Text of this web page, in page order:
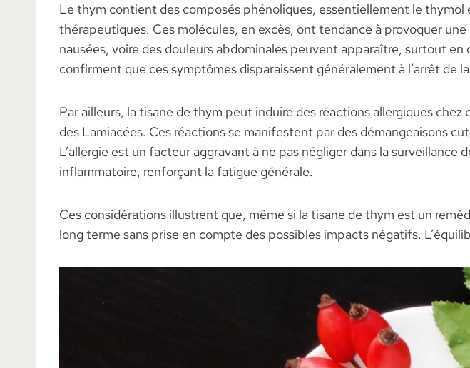
Le thym contient des composés phénoliques, essentiellement le
thérapeutiques. Ces molécules, en excès, ont tendance à provoquer
nausées, voire des douleurs abdominales peuvent apparaître, surtout
confirment que ces symptômes disparaissent généralement à l’arrêt de
Par ailleurs, la tisane de thym peut induire des réactions allergiques
des Lamiacées. Ces réactions se manifestent par des démangeaisons
L’allergie est un facteur aggravant à ne pas négliger dans la
inflammatoire, renforçant la fatigue générale.
Ces considérations illustrent que, même si la tisane de thym est un
long terme sans prise en compte des possibles impacts négatifs.